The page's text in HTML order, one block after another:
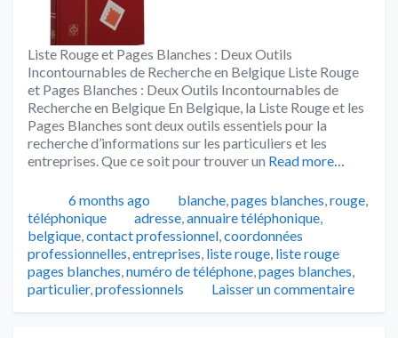
Liste Rouge et Pages Blanches : Deux Outils
Incontournables de Recherche en Belgique Liste Rouge
et Pages Blanches : Deux Outils Incontournables de
Recherche en Belgique En Belgique, la Liste Rouge et les
Pages Blanches sont deux outils essentiels pour la
recherche d’informations sur les particuliers et les
entreprises. Que ce soit pour trouver un Read more…
Publié
6 months ago Catégories
blanche,pages blanches,rouge,
téléphonique
Tags
adresse,annuaire téléphonique,
belgique,contact professionnel,coordonnées
professionnelles,entreprises, liste rouge, liste rouge
pages blanches,numéro de téléphone,pages blanches,
particulier,professionnels Laisser un commentaire